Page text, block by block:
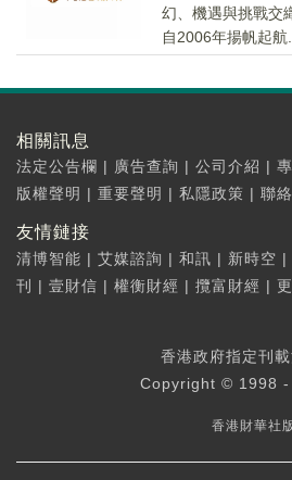
幻、機遇與挑戰交
自2006年揚帆起航...
相關訊息
法定公告欄 | 廣告查詢 | 公司介紹 |
版權聲明 | 重要聲明 | 私隱政策 | 聯
友情鏈接
清博智能 | 艾媒諮詢 | 和訊 | 新時空 |
刊 | 壹財信 | 權衡財經 | 攬富財經 |
香港政府指定刊
Copyright © 1998 -
香港財華社